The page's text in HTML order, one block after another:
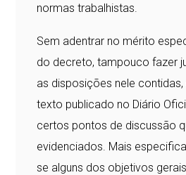
normas trabalhistas.
Sem adentrar no mérito
do decreto, tampouco fazer
as disposições nele
texto publicado no Diário
certos pontos de discussão
evidenciados. Mais
se alguns dos objetivos